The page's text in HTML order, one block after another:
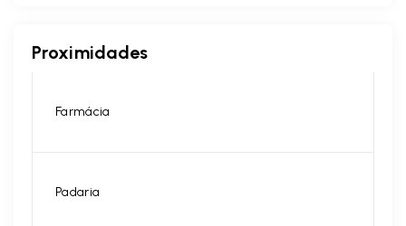
Proximidades
Farmácia
Padaria